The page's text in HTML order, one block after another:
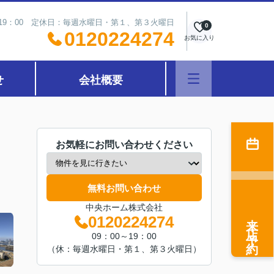
：00 定休日：毎週水曜日・第１、第３火曜日
0120224274 お気に入り
0
会社概要
お気軽にお問い合わせください
無料お問い合わせ
中央ホーム株式会社
0120224274
09：00～19：00
（休：毎週水曜日・第１、第３火曜日）
来店予約